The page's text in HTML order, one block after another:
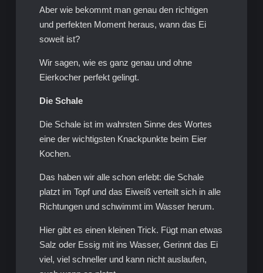
Aber wie bekommt man genau den richtigen
und perfekten Moment heraus, wann das Ei
soweit ist?
Wir sagen, wie es ganz genau und ohne
Eierkocher perfekt gelingt.
Die Schale
Die Schale ist im wahrsten Sinne des Wortes
eine der wichtigsten Knackpunkte beim Eier
Kochen.
Das haben wir alle schon erlebt: die Schale
platzt im Topf und das Eiweiß verteilt sich in alle
Richtungen und schwimmt im Wasser herum.
Hier gibt es einen kleinen Trick. Fügt man etwas
Salz oder Essig mit ins Wasser, Gerinnt das Ei
viel, viel schneller und kann nicht auslaufen,